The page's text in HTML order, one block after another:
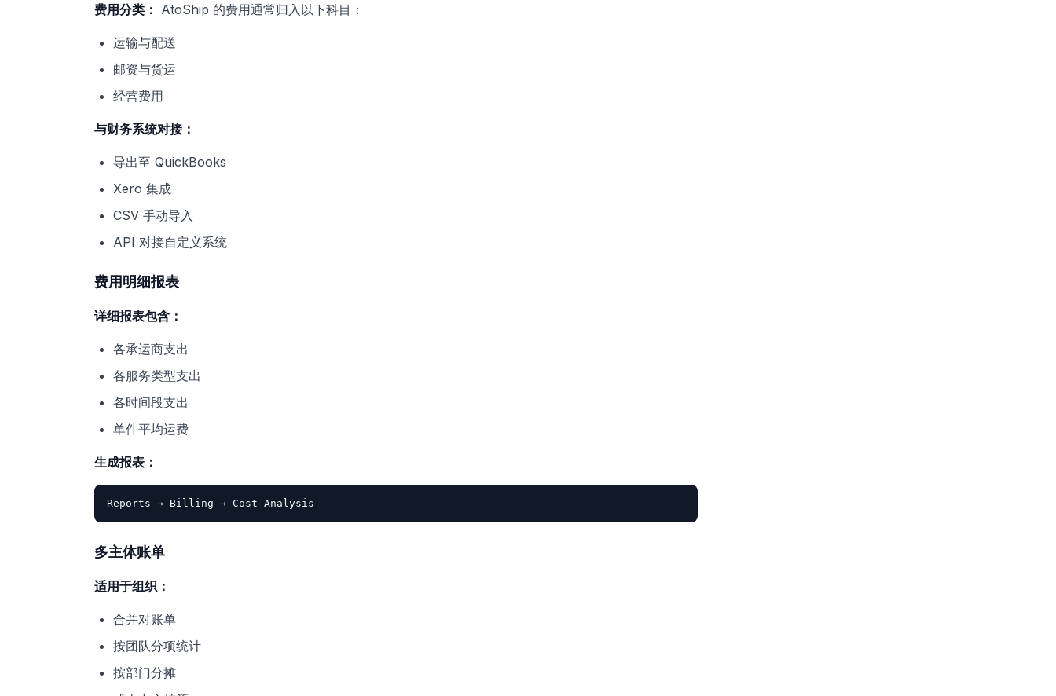
费用分类： AtoShip 的费用通常归入以下科目：
运输与配送
邮资与货运
经营费用
与财务系统对接：
导出至 QuickBooks
Xero 集成
CSV 手动导入
API 对接自定义系统
费用明细报表
详细报表包含：
各承运商支出
各服务类型支出
各时间段支出
单件平均运费
生成报表：
多主体账单
适用于组织：
合并对账单
按团队分项统计
按部门分摊